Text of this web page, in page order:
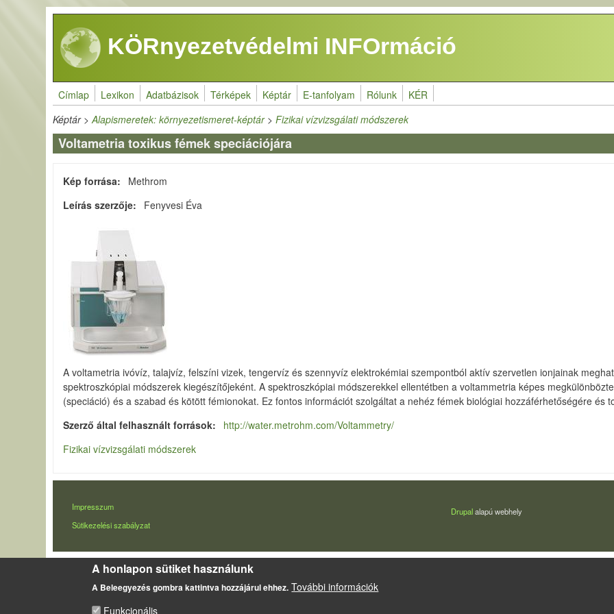
Ugrás a tartalomra
KÖRnyezetvédelmi INFOrmáció
Címlap Lexikon Adatbázisok Térképek Képtár E-tanfolyam Rólunk KÉR
Képtár>Alapismeretek: környezetismeret-képtár>Fizikai vízvizsgálati módszerek
Voltametria toxikus fémek speciációjára
Kép forrása
Methrom
Leírás szerzője
Fenyvesi Éva
A voltametria ivóvíz, talajvíz, felszíni vizek, tengervíz és szennyvíz elektrokémiai szempontból aktív szervetlen ionjainak
spektroszkópiai módszerek kiegészítőjeként. A spektroszkópiai módszerekkel ellentétben a voltammetria képes
(speciáció) és a szabad és kötött fémionokat. Ez fontos információt szolgáltat a nehéz fémek biológiai hozzáférhetőségére és
Szerző által felhasznált források
http://water.metrohm.com/Voltammetry/
Fizikai vízvizsgálati módszerek
LÁBLÉC
Impresszum
Sütikezelési szabályzat
Drupalalapú webhely
A honlapon sütiket használunk
A Beleegyezés gombra kattintva hozzájárul ehhez. További információk
Funkcionális